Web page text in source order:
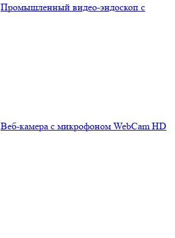
Промышленный видео-эндоскоп с
Веб-камера с микрофоном WebCam HD